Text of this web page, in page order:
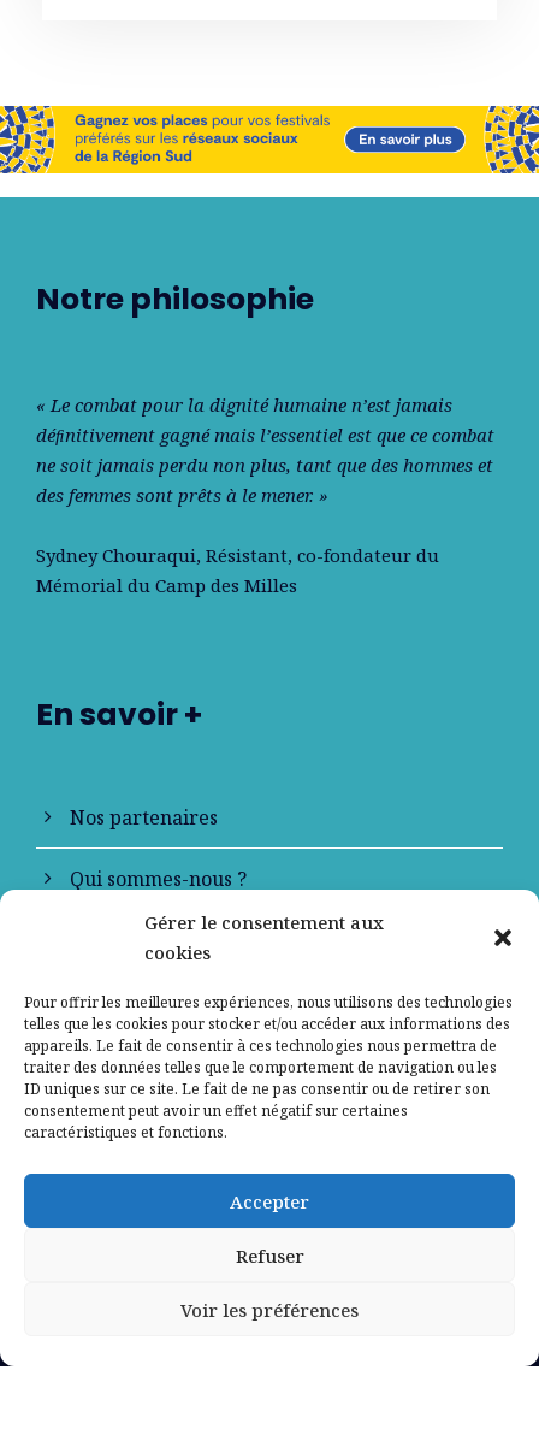
Gérer le consentement aux
cookies
Pour offrir les meilleures expériences, nous utilisons des technologies
telles que les cookies pour stocker et/ou accéder aux informations des
appareils. Le fait de consentir à ces technologies nous permettra de
traiter des données telles que le comportement de navigation ou les
ID uniques sur ce site. Le fait de ne pas consentir ou de retirer son
consentement peut avoir un effet négatif sur certaines
caractéristiques et fonctions.
Accepter
Refuser
Voir les préférences
Notre philosophie
« Le combat pour la dignité humaine n’est jamais
déﬁnitivement gagné mais l’essentiel est que ce combat
ne soit jamais perdu non plus, tant que des hommes et
des femmes sont prêts à le mener. »
Sydney Chouraqui, Résistant, co-fondateur du
Mémorial du Camp des Milles
En savoir +
Nos partenaires
Qui sommes-nous ?
Contactez-nous
Mentions légales
Politique de confidentialité